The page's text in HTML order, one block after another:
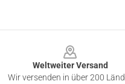
Weltweiter Versand
Wir versenden in über 200